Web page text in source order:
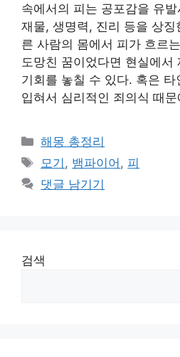
속에서의 피는 공포감을 유
재물, 생명력, 진리 등을 상
른 사람의 몸에서 피가 흐르
도망친 꿈이었다면 현실에서
기회를 놓칠 수 있다. 혹은
입혀서 심리적인 죄의식 때
카
테
리
해몽 총정리
태
그
모기 , 뱀파이어 , 피
댓글 남기기
검색